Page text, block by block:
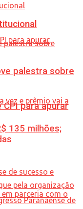
para apurar
palestra sobre
135 milhões;